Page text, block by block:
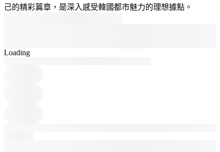
己的精彩篇章，是深入感受韓國都市魅力的理想據點。
Loading